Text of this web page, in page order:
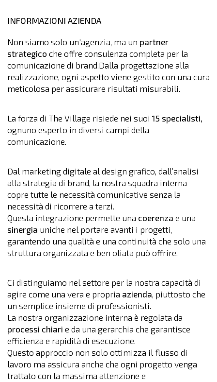
INFORMAZIONI AZIENDA
Non siamo solo un'agenzia, ma un partner
strategico che offre consulenza completa per la
comunicazione di brand.Dalla progettazione alla
realizzazione, ogni aspetto viene gestito con una cura
meticolosa per assicurare risultati misurabili.
La forza di The Village risiede nei suoi 15 specialisti,
ognuno esperto in diversi campi della
comunicazione.
Dal marketing digitale al design grafico, dall’analisi
alla strategia di brand, la nostra squadra interna
copre tutte le necessità comunicative senza la
necessità di ricorrere a terzi.
Questa integrazione permette una coerenza e una
sinergia uniche nel portare avanti i progetti,
garantendo una qualità e una continuità che solo una
struttura organizzata e ben oliata può offrire.
Ci distinguiamo nel settore per la nostra capacità di
agire come una vera e propria azienda, piuttosto che
un semplice insieme di professionisti.
La nostra organizzazione interna è regolata da
processi chiari e da una gerarchia che garantisce
efficienza e rapidità di esecuzione.
Questo approccio non solo ottimizza il flusso di
lavoro ma assicura anche che ogni progetto venga
trattato con la massima attenzione e